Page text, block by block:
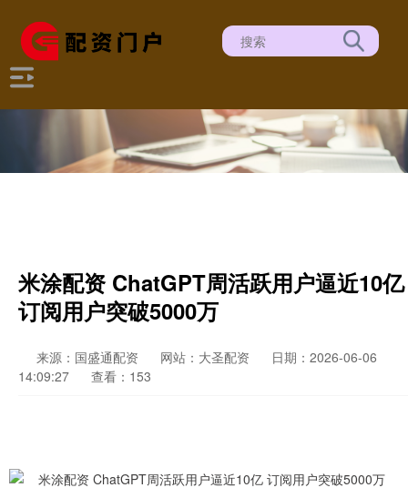
米涂配资 ChatGPT周活跃用户逼近10亿
订阅用户突破5000万
来源：国盛通配资 网站：大圣配资
日期：2026-06-06
14:09:27
查看：153